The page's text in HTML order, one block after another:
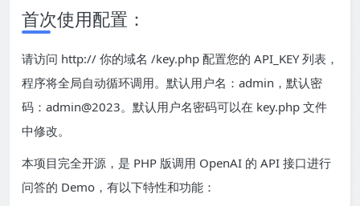
首次使用配置：
请访问 http:// 你的域名 /key.php 配置您的 API_KEY 列表，
程序将全局自动循环调用。默认用户名：admin，默认密
码：admin@2023。默认用户名密码可以在 key.php 文件
中修改。
本项目完全开源，是 PHP 版调用 OpenAI 的 API 接口进行
问答的 Demo，有以下特性和功能：